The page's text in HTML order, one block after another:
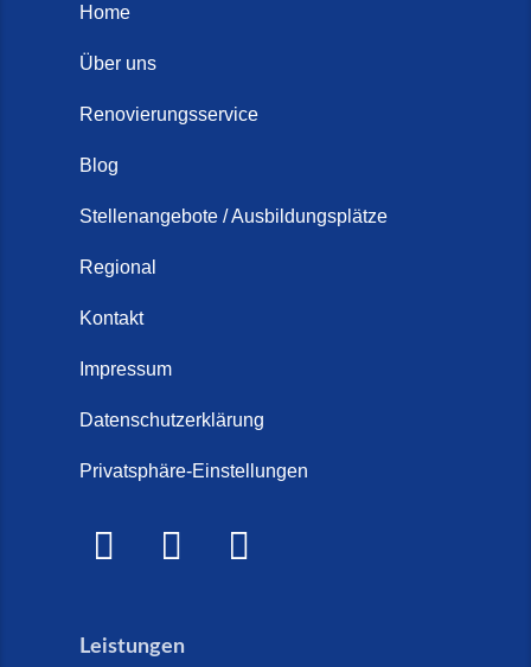
Home
Über uns
Renovierungsservice
Blog
Stellenangebote / Ausbildungsplätze
Regional
Kontakt
Impressum
Datenschutzerklärung
Privatsphäre-Einstellungen
Leistungen